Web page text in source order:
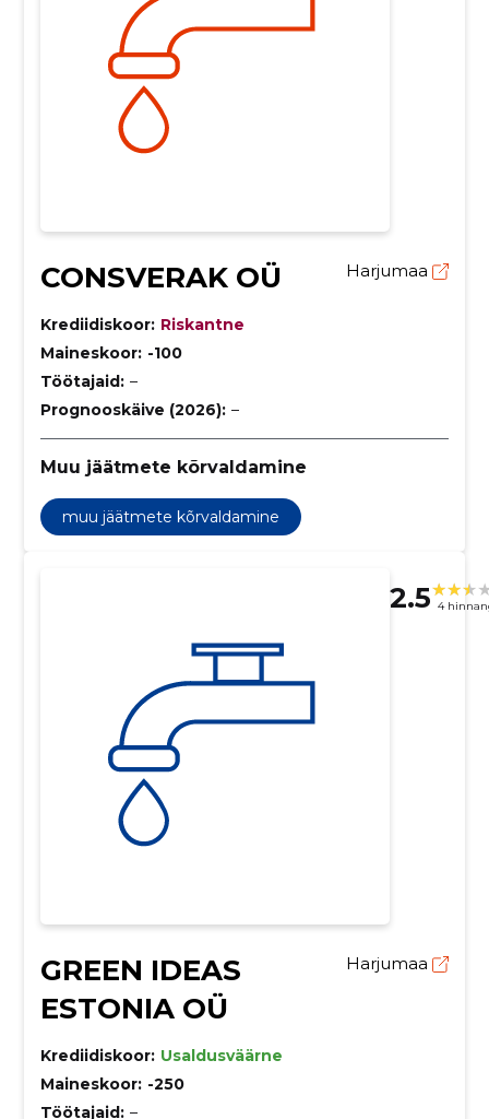
CONSVERAK OÜ Harjumaa
Krediidiskoor: Riskantne
Maineskoor: -100
Töötajaid: –
Prognooskäive (2026): –
Muu jäätmete kõrvaldamine
muu jäätmete kõrvaldamine
2.5 4
GREEN IDEAS
ESTONIA OÜ
Harjumaa
Krediidiskoor: Usaldusväärne
Maineskoor: -250
Töötajaid: –